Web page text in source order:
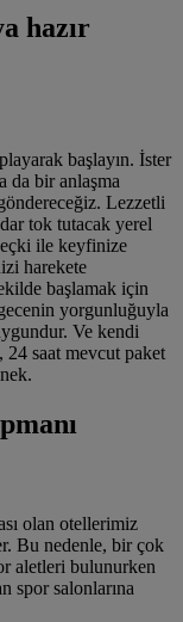
hazır
başlayın. İster
da bir anlaşma
Lezzetli
tok tutacak yerel
ile keyfinize
harekete
başlamak için
yorgunluğuyla
Ve kendi
24 saat mevcut paket
olan otellerimiz
Bu nedenle, bir çok
aletleri bulunurken
spor salonlarına